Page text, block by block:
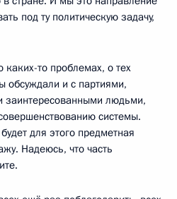
под ту политическую задачу,
каких-то проблемах, о тех
обсуждали и с партиями,
заинтересованными людьми,
системы.
для этого предметная
Надеюсь, что часть